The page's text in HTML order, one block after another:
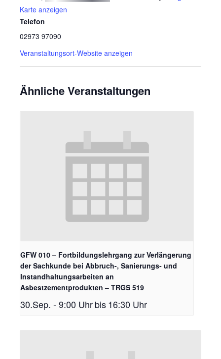
Karte anzeigen
Telefon
02973 97090
Veranstaltungsort-Website anzeigen
Ähnliche Veranstaltungen
GFW 010 – Fortbildungslehrgang zur Verlängerung
der Sachkunde bei Abbruch-, Sanierungs- und
Instandhaltungsarbeiten an
Asbestzementprodukten – TRGS 519
30.Sep. - 9:00 Uhrbis16:30 Uhr